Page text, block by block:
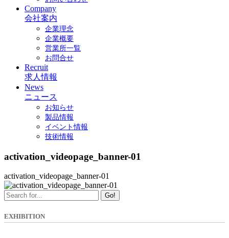
Company
会社案内
企業理念
企業概要
営業所一覧
お問合せ
Recruit
求人情報
News
ニュース
お知らせ
製品情報
イベント情報
技術情報
activation_videopage_banner-01
activation_videopage_banner-01
Go!
EXHIBITION